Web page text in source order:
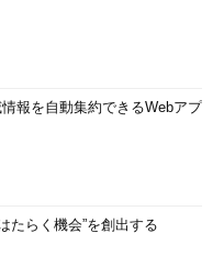
報を自動集約できるWebアプ
たらく機会”を創出する